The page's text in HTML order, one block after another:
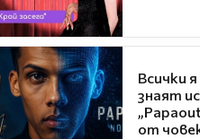
Всички
знаят
от